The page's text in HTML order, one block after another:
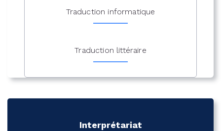
Traduction informatique
Traduction littéraire
Interprétariat